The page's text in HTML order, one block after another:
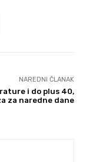
NAREDNI ČLANAK
i do plus 40,
za naredne dane